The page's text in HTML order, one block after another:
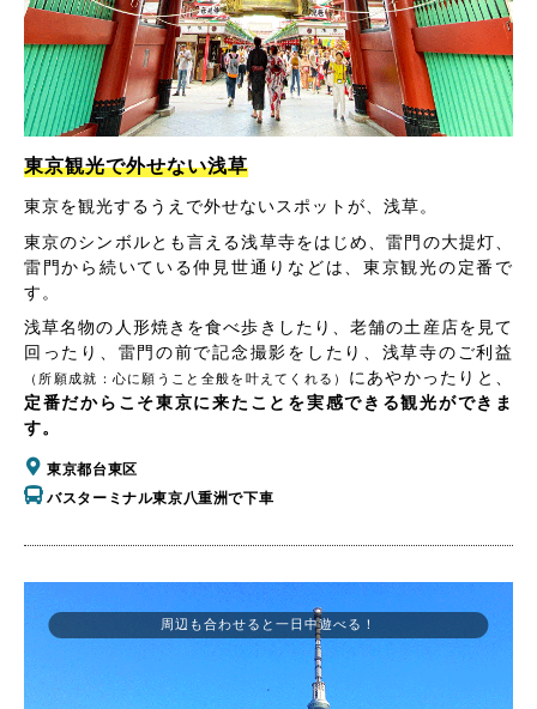
東京観光で外せない浅草
東京を観光するうえで外せないスポットが、浅草。
東京のシンボルとも言える浅草寺をはじめ、雷門の大提灯、
雷門から続いている仲見世通りなどは、東京観光の定番で
す。
浅草名物の人形焼きを食べ歩きしたり、老舗の土産店を見て
回ったり、雷門の前で記念撮影をしたり、浅草寺のご利益
（所願成就：心に願うこと全般を叶えてくれる）
にあやかったりと、
定番だからこそ東京に来たことを実感できる観光ができま
す。
東京都台東区
バスターミナル東京八重洲で下車
周辺も合わせると一日中遊べる！